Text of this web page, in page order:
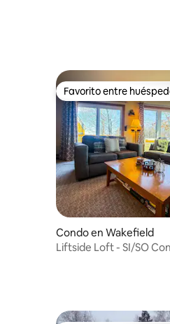
Favorito entre
Favorito entre
Condo en Wakefield
Liftside Loft - SI/SO